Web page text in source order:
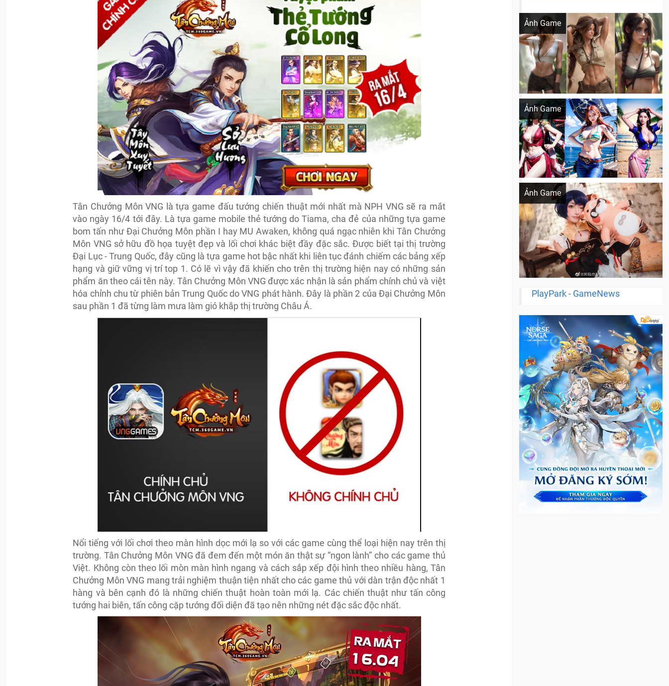
Tân Chưởng Môn VNG là tựa game đấu tướng chiến thuật mới nhất mà NPH VNG sẽ ra mắt
vào ngày 16/4 tới đây. Là tựa game mobile thẻ tướng do Tiama, cha đẻ của những tựa game
bom tấn như Đại Chưởng Môn phần I hay MU Awaken, không quá ngạc nhiên khi Tân Chưởng
Môn VNG sở hữu đồ họa tuyệt đẹp và lối chơi khác biệt đầy đặc sắc. Được biết tại thị trường
Đại Lục - Trung Quốc, đây cũng là tựa game hot bậc nhất khi liên tục đánh chiếm các bảng xếp
hạng và giữ vững vị trí top 1. Có lẽ vì vậy đã khiến cho trên thị trường hiện nay có những sản
phẩm ăn theo cái tên này. Tân Chưởng Môn VNG được xác nhận là sản phẩm chính chủ và việt
hóa chỉnh chu từ phiên bản Trung Quốc do VNG phát hành. Đây là phần 2 của Đại Chưởng Môn
sau phần 1 đã từng làm mưa làm gió khắp thị trường Châu Á.
Nổi tiếng với lối chơi theo màn hình dọc mới lạ so với các game cùng thể loại hiện nay trên thị
trường. Tân Chưởng Môn VNG đã đem đến một món ăn thật sự “ngon lành” cho các game thủ
Việt. Không còn theo lối mòn màn hình ngang và cách sắp xếp đội hình theo nhiều hàng, Tân
Chưởng Môn VNG mang trải nghiệm thuận tiện nhất cho các game thủ với dàn trận độc nhất 1
hàng và bên cạnh đó là những chiến thuật hoàn toàn mới lạ. Các chiến thuật như tấn công
tướng hai biên, tấn công cặp tướng đối diện đã tạo nên những nét đặc sắc độc nhất.
Ảnh Game
Ảnh Game
Khi AI Cosplay gái đẹp One Piece
Ảnh Game
Cosplay Xiangling siêu cute
PlayPark - GameNews